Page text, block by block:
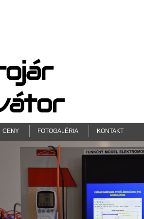
CENY FOTOGALÉRIA KONTAKT